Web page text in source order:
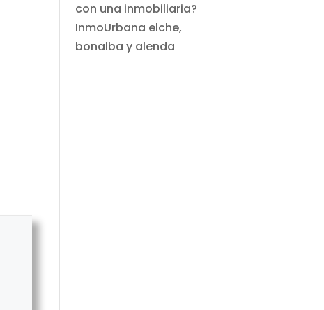
con una inmobiliaria?
InmoUrbana elche,
bonalba y alenda